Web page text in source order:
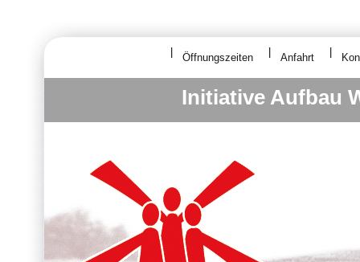
Anfahrt
Öffnungszeiten
Initiative Aufbau